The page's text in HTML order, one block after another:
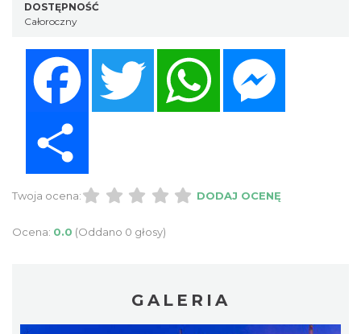
DOSTĘPNOŚĆ
Całoroczny
Twitter WhatsApp
Twoja ocena: DODAJ OCENĘ
Ocena: 0.0 (Oddano 0 głosy)
GALERIA